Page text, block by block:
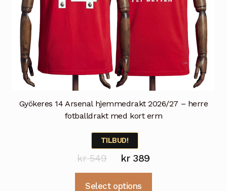
Gyökeres 14 Arsenal hjemmedrakt 2026/27 – herre
fotballdrakt med kort erm
TILBUD!
kr549
Opprinnelig
pris
kr389Nåværende
pris
Select options